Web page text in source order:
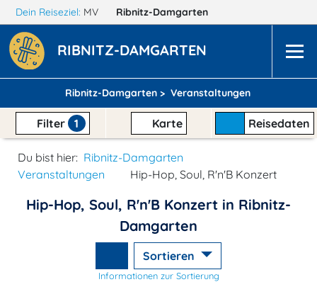
Dein Reiseziel: MV Ribnitz-Damgarten
RIBNITZ-DAMGARTEN
Ribnitz-Damgarten > Veranstaltungen
Filter 1 Karte Reisedaten
Du bist hier: Ribnitz-Damgarten
Veranstaltungen
Hip-Hop, Soul, R'n'B Konzert
Hip-Hop, Soul, R'n'B Konzert in Ribnitz-
Damgarten
Sortieren
Informationen zur Sortierung